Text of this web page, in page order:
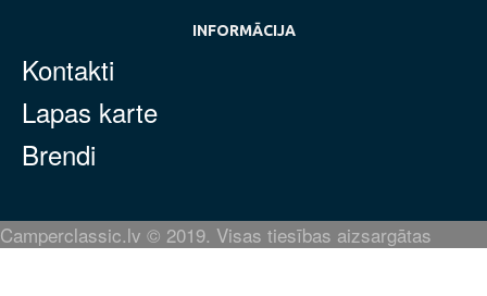
INFORMĀCIJA
Kontakti
Lapas karte
Brendi
Camperclassic.lv © 2019. Visas tiesības aizsargātas